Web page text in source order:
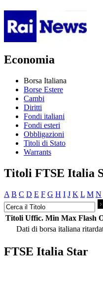
Economia
Borsa Italiana
Borse Estere
Cambi
Diritti
Fondi italiani
Fondi esteri
Obbligazioni
Titoli di Stato
Warrants
Titoli FTSE Italia
A B C D E F G H I J K L M N
Titoli Uffic. Min Max Flash
Dati di borsa italiana
FTSE Italia Star